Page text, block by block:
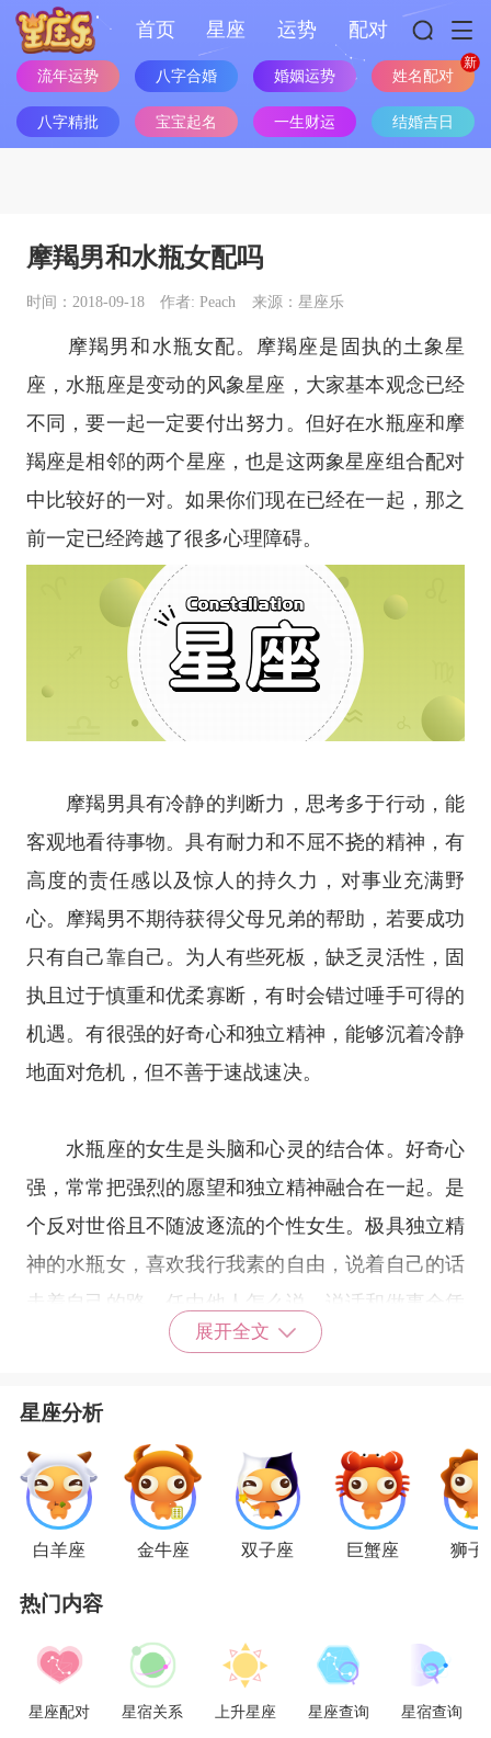
首页 星座 运势 配对
流年运势 八字合婚 婚姻运势 姓名配对
八字精批 宝宝起名 一生财运 结婚吉日
摩羯男和水瓶女配吗
时间：2018-09-18 作者: Peach 来源：星座乐
摩羯男和水瓶女配。 摩羯座是固执的土象星
座 ，水瓶座是变动的风象星座 ，大家基本观念已经
不同，要一起一定要付出努力。但好在水瓶座和摩
羯座是相邻的两个星座，也是这两象星座组合配对
中比较好的一对。如果你们现在已经在一起，那之
前一定已经跨越了很多心理障碍。
摩羯男具有冷静的判断力，思考多于行动，能
客观地看待事物。具有耐力和不屈不挠的精神，有
高度的责任感以及惊人的持久力，对事业充满野
心。摩羯男不期待获得父母兄弟的帮助，若要成功
只有自己靠自己。为人有些死板，缺乏灵活性，固
执且过于慎重和优柔寡断，有时会错过唾手可得的
机遇。有很强的好奇心和独立精神，能够沉着冷静
地面对危机，但不善于速战速决。
水瓶座的女生是头脑和心灵的结合体。好奇心
强，常常把强烈的愿望和独立精神融合在一起。是
个反对世俗且不随波逐流的个性女生。极具独立精
神的水瓶女，喜欢我行我素的自由，说着自己的话
走着自己的路，任由他人怎么说，说话和做事全凭
自己的兴趣。有的时候，水瓶座女生的反应会让人
座相处时，如果你想引起她对你的好感，最好不要
太快表现出你对她的好感或好奇，更千万保留住你
对她的赞美之词，因为水瓶座人无法容忍别人一厢
情愿地喜爱着她，她更不可能一厢情愿地缠着别
水瓶女会被摩羯男沉默寡言有深度的外型吸引
住，感觉很沉稳老实，但当你接近他，就知他们其
实老谋心算，非常自私。水瓶女火爆冲动的性格，
展开全文
星座分析
白羊座 金牛座 双子座 巨蟹座 狮子
热门内容
星座配对 星宿关系 上升星座 星座查询 星宿查询